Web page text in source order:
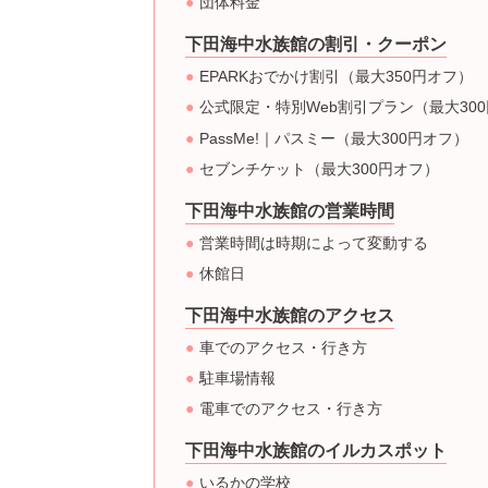
下田海中水族館の割引・クーポン
EPARKおでかけ割引（最大350円オフ）
公式限定・特別Web割引プラン（最大300
PassMe!｜パスミー（最大300円オフ）
セブンチケット（最大300円オフ）
下田海中水族館の営業時間
営業時間は時期によって変動する
休館日
下田海中水族館のアクセス
車でのアクセス・行き方
駐車場情報
電車でのアクセス・行き方
下田海中水族館のイルカスポット
いるかの学校